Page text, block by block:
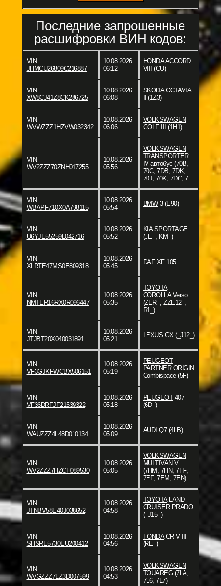
Последние запрошенные
расшифровки ВИН кодов:
VIN
JHMCU26809C216887
10.08.2026
06:12
HONDAACCORD
VIII (CU)
VIN
XW8CJ41Z8CK286725
10.08.2026
06:08
SKODAOCTAVIA
II (1Z3)
VIN
WVWZZZ1HZVW032342
10.08.2026
06:06
VOLKSWAGEN
GOLF III (1H1)
VIN
WV2ZZZ70ZNH017255
10.08.2026
05:56
VOLKSWAGEN
TRANSPORTER
IV автобус (70B,
70C, 7DB, 7DK,
70J, 70K, 7DC, 7
VIN
WBAPF710X0A798115
10.08.2026
05:54
BMW3 (E90)
VIN
U6YJE55259L042716
10.08.2026
05:52
KIASPORTAGE
(JE_, KM_)
VIN
XLRTE47MS0E809318
10.08.2026
05:45
DAFXF 105
VIN
NMTER16RX0R096447
10.08.2026
05:35
TOYOTA
COROLLA Verso
(ZER_, ZZE12_,
R1_)
VIN
JTJBT20X040031891
10.08.2026
05:21
LEXUS GX (_J12_)
VIN
VF3GJKFWCBX506151
10.08.2026
05:19
PEUGEOT
PARTNER ORIGIN
Combispace (5F)
VIN
VF36DRFJF21539322
10.08.2026
05:18
PEUGEOT407
(6D_)
VIN
WAUZZZ4L48D010134
10.08.2026
05:09
AUDI Q7 (4LB)
VIN
WV2ZZZ7HZCH089530
10.08.2026
05:05
VOLKSWAGEN
MULTIVAN V
(7HM, 7HN, 7HF,
7EF, 7EM, 7EN)
VIN
JTNBV58E40J038652
10.08.2026
04:58
TOYOTALAND
CRUISER PRADO
(_J15_)
VIN
SHSRE5730EU200412
10.08.2026
04:56
HONDACR-V III
(RE_)
VIN
WVGZZZ7LZ3D007599
10.08.2026
04:53
VOLKSWAGEN
TOUAREG (7LA,
7L6, 7L7)